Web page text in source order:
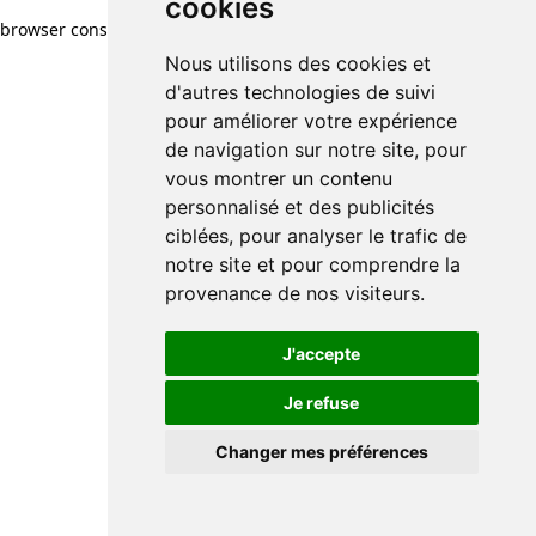
cookies
Nous utilisons des cookies et
d'autres technologies de suivi
pour améliorer votre expérience
de navigation sur notre site, pour
vous montrer un contenu
personnalisé et des publicités
ciblées, pour analyser le trafic de
notre site et pour comprendre la
provenance de nos visiteurs.
J'accepte
Je refuse
Changer mes préférences
browser console for more information)